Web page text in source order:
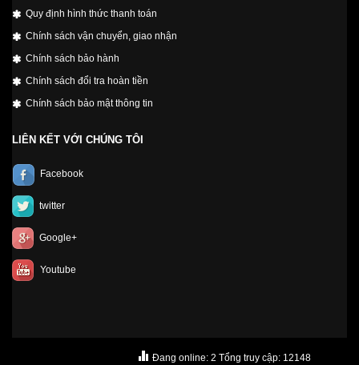
Quy định hình thức thanh toán
Chính sách vận chuyển, giao nhận
Chính sách bảo hành
Chính sách đổi tra hoàn tiền
Chính sách bảo mật thông tin
LIÊN KẾT VỚI CHÚNG TÔI
Facebook
twitter
Google+
Youtube
Đang online: 2 Tổng truy cập: 12148